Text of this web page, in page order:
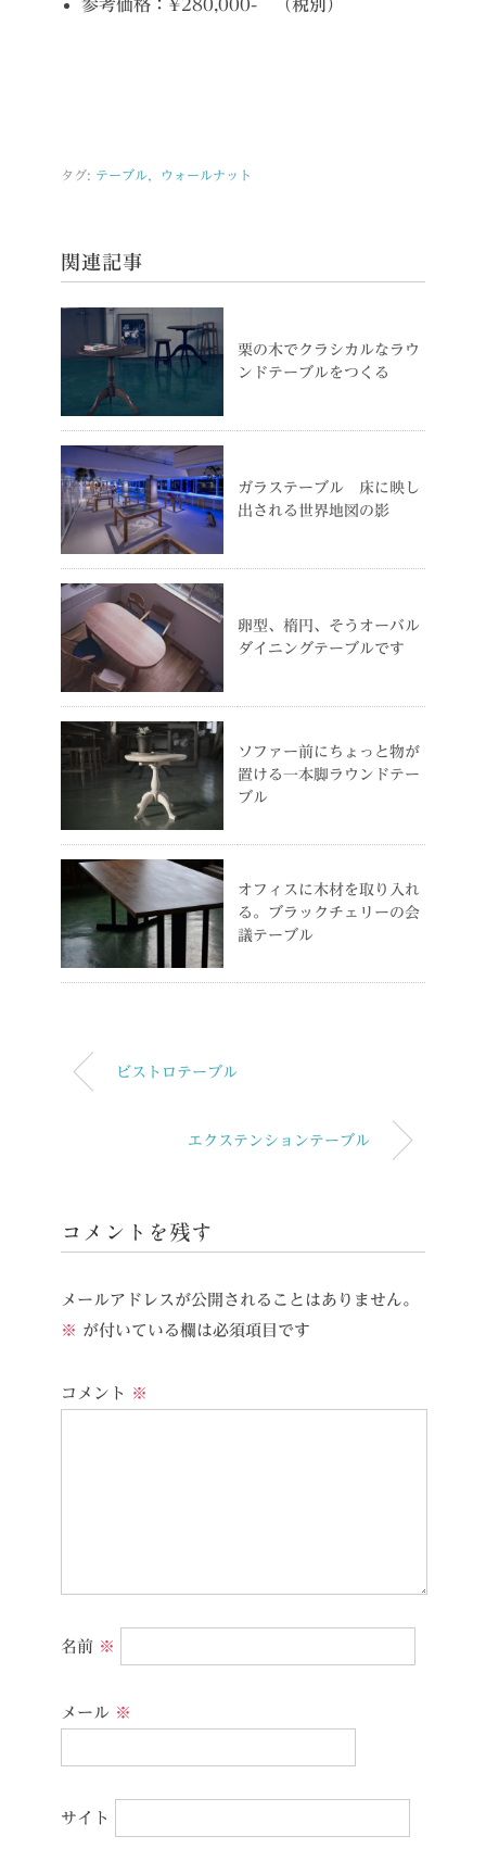
参考価格：¥280,000- （税別）
タグ: テーブル，ウォールナット
関連記事
栗の木でクラシカルなラウ
ンドテーブルをつくる
ガラステーブル 床に映し
出される世界地図の影
卵型、楕円、そうオーバル
ダイニングテーブルです
ソファー前にちょっと物が
置ける一本脚ラウンドテー
ブル
オフィスに木材を取り入れ
る。ブラックチェリーの会
議テーブル
ビストロテーブル
エクステンションテーブル
コメントを残す
メールアドレスが公開されることはありません。
※ が付いている欄は必須項目です
コメント ※
名前 ※
メール ※
サイト